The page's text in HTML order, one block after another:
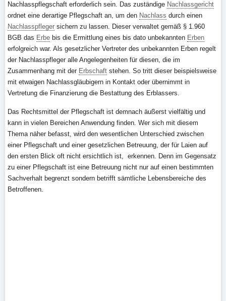
Nachlasspflegschaft erforderlich sein. Das zuständige Nachlassgericht
ordnet eine derartige Pflegschaft an, um den Nachlass durch einen
Nachlasspfleger sichern zu lassen. Dieser verwaltet gemäß § 1.960
BGB das Erbe bis die Ermittlung eines bis dato unbekannten Erben
erfolgreich war. Als gesetzlicher Vertreter des unbekannten Erben regelt
der Nachlasspfleger alle Angelegenheiten für diesen, die im
Zusammenhang mit der Erbschaft stehen. So tritt dieser beispielsweise
mit etwaigen Nachlassgläubigern in Kontakt oder übernimmt in
Vertretung die Finanzierung die Bestattung des Erblassers.
Das Rechtsmittel der Pflegschaft ist demnach äußerst vielfältig und
kann in vielen Bereichen Anwendung finden. Wer sich mit diesem
Thema näher befasst, wird den wesentlichen Unterschied zwischen
einer Pflegschaft und einer gesetzlichen Betreuung, der für Laien auf
den ersten Blick oft nicht ersichtlich ist, erkennen. Denn im Gegensatz
zu einer Pflegschaft ist eine Betreuung nicht nur auf einen bestimmten
Sachverhalt begrenzt sondern betrifft sämtliche Lebensbereiche des
Betroffenen.